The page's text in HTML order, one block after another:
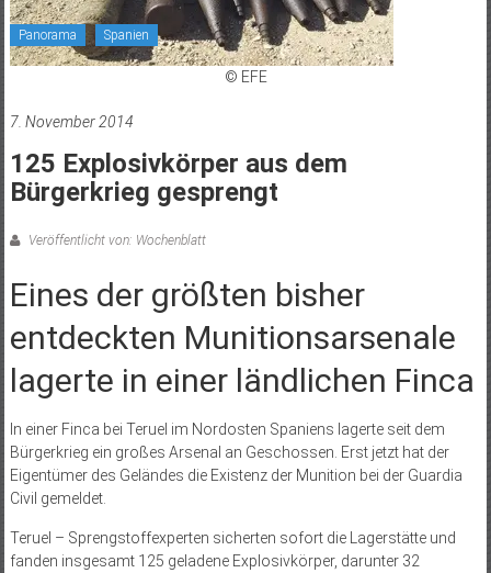
Panorama Spanien
© EFE
7. November 2014
125 Explosivkörper aus dem
Bürgerkrieg gesprengt
Veröffentlicht von: Wochenblatt
Eines der größten bisher
entdeckten Munitionsarsenale
lagerte in einer ländlichen Finca
In einer Finca bei Teruel im Nordosten Spaniens lagerte seit dem
Bürgerkrieg ein großes Arsenal an Geschossen. Erst jetzt hat der
Eigentümer des Geländes die Existenz der Munition bei der Guardia
Civil gemeldet.
Teruel – Sprengstoffexperten sicherten sofort die Lagerstätte und
fanden insgesamt 125 geladene Explosivkörper, darunter 32